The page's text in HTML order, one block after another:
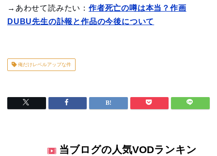
→あわせて読みたい： 作者死亡の噂は本当？作画
DUBU先生の訃報と作品の今後について
俺だけレベルアップな件
当ブログの人気VODランキン